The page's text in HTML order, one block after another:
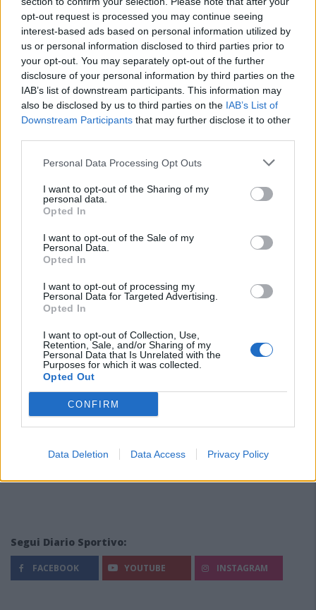
opt-out request is processed you may continue seeing
interest-based ads based on personal information utilized by
us or personal information disclosed to third parties prior to
your opt-out. You may separately opt-out of the further
disclosure of your personal information by third parties on the
IAB’s list of downstream participants. This information may
also be disclosed by us to third parties on the IAB’s List of
Downstream Participants that may further disclose it to other
Personal Data Processing Opt Outs
I want to opt-out of the Sharing of my
personal data.
Opted In
I want to opt-out of the Sale of my
Personal Data.
Opted In
I want to opt-out of processing my
Personal Data for Targeted Advertising.
Opted In
I want to opt-out of Collection, Use,
Retention, Sale, and/or Sharing of my
Personal Data that Is Unrelated with the
Purposes for which it was collected.
Opted Out
CONFIRM
Data Deletion Data Access Privacy Policy
7 Ago 2026
Il Selargius rinforza il centrocampo con
Manuel Rinino e Samuele Vacca
6 Ago 2026
Le 5 sarde ancora nel girone G con 8 squadre
laziali, 4 campane e la novità dei molisani del
Venafro
6 Ago 2026
Coppa Italia: Aranova-Ossese il 23, i derby
6 Ago 2026
Altri innesti all'Ilva: ecco il '98' Riccardo Fiori
(ex San Teodoro) e l'attaccante argentino…
Segui Diario Sportivo:
FACEBOOK YOUTUBE INSTAGRAM